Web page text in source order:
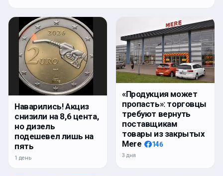
Наварились! Акциз
снизили на 8,6 цента,
но дизель
подешевел лишь на
пять
1 день
«Продукция может
пропасть»: торговцы
требуют вернуть
поставщикам
товары из закрытых
Mere
146
3 дня